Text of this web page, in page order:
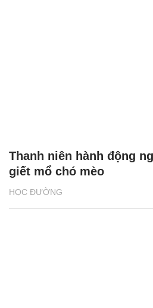
HỌC ĐƯỜNG
Thanh niên hành động
giết mổ chó mèo